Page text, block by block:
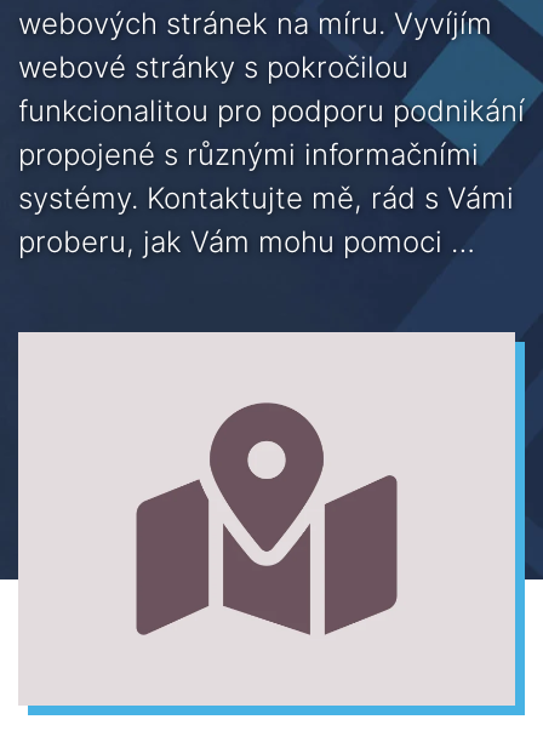
webových stránek na míru. Vyvíjím
webové stránky s pokročilou
funkcionalitou pro podporu podnikání
propojené s různými informačními
systémy. Kontaktujte mě, rád s Vámi
proberu, jak Vám mohu pomoci …